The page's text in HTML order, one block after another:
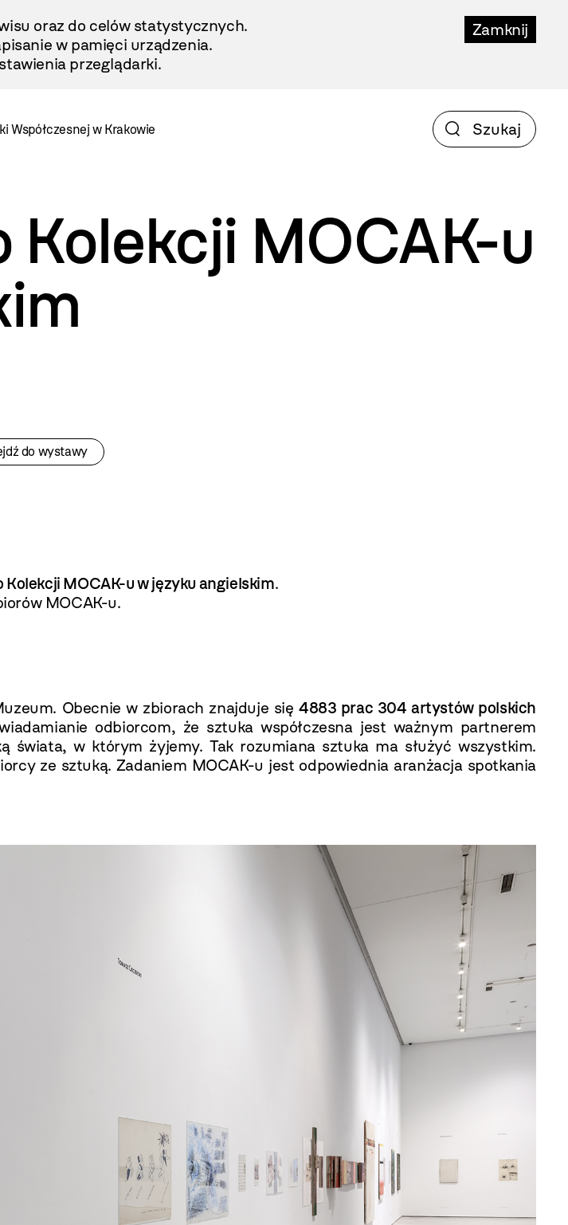
Zamknij
oraz do celów statystycznych.
w pamięci urządzenia.
przeglądarki.
Współczesnej w Krakowie
Kolekcji MOCAK-u
do wystawy
MOCAK-u w języku angielskim.
MOCAK-u.
Obecnie w zbiorach znajduje się 4883 prac 304 artystów polskich
odbiorcom, że sztuka współczesna jest ważnym partnerem
w którym żyjemy. Tak rozumiana sztuka ma służyć wszystkim.
ze sztuką. Zadaniem MOCAK-u jest odpowiednia aranżacja spotkania